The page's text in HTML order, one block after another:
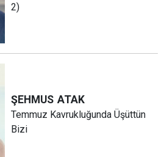
2)
ŞEHMUS ATAK
Temmuz Kavrukluğunda Üşüttün
Bizi